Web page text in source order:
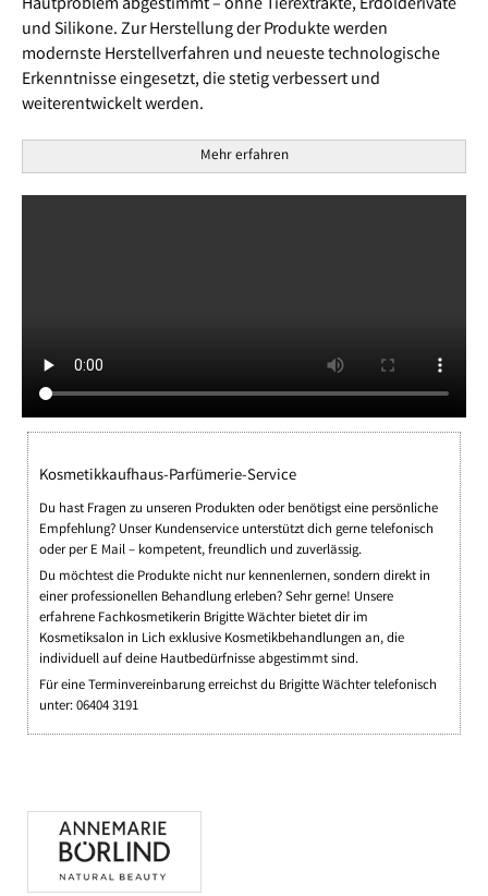
und Silikone. Zur Herstellung der Produkte werden
modernste Herstellverfahren und neueste technologische
Erkenntnisse eingesetzt, die stetig verbessert und
weiterentwickelt werden.
Mehr erfahren
Kosmetikkaufhaus-Parfümerie-Service
Du hast Fragen zu unseren Produkten oder benötigst eine persönliche
Empfehlung? Unser Kundenservice unterstützt dich gerne telefonisch
oder per E Mail – kompetent, freundlich und zuverlässig.
Du möchtest die Produkte nicht nur kennenlernen, sondern direkt in
einer professionellen Behandlung erleben? Sehr gerne! Unsere
erfahrene Fachkosmetikerin Brigitte Wächter bietet dir im
Kosmetiksalon in Lich exklusive Kosmetikbehandlungen an, die
individuell auf deine Hautbedürfnisse abgestimmt sind.
Für eine Terminvereinbarung erreichst du Brigitte Wächter telefonisch
unter: 06404 3191